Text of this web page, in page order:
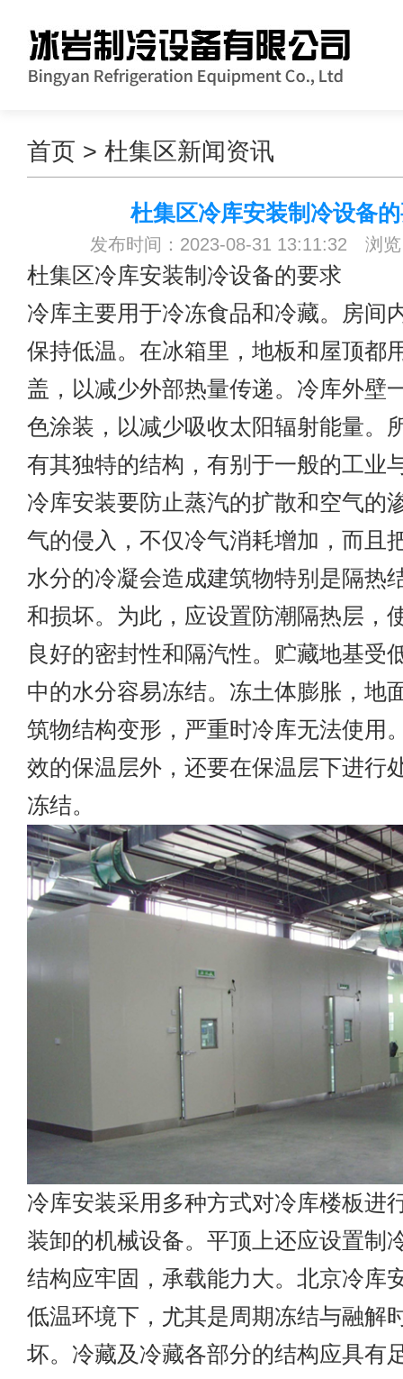
首页 > 杜集区新闻资讯
杜集区冷库安装制冷设备
发布时间：2023-08-31 13:11:32 浏览
杜集区冷库安装制冷设备的要求
冷库主要用于冷冻食品和冷藏。房间
保持低温。在冰箱里，地板和屋顶都
盖，以减少外部热量传递。冷库外壁
色涂装，以减少吸收太阳辐射能量。
有其独特的结构，有别于一般的工业
冷库安装要防止蒸汽的扩散和空气的
气的侵入，不仅冷气消耗增加，而且
水分的冷凝会造成建筑物特别是隔热
和损坏。为此，应设置防潮隔热层，
良好的密封性和隔汽性。贮藏地基受
中的水分容易冻结。冻土体膨胀，地
筑物结构变形，严重时冷库无法使用
效的保温层外，还要在保温层下进行
冻结。
冷库安装采用多种方式对冷库楼板进
装卸的机械设备。平顶上还应设置制
结构应牢固，承载能力大。北京冷库
低温环境下，尤其是周期冻结与融解
坏。冷藏及冷藏各部分的结构应具有